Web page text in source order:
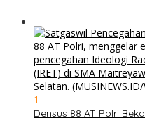
1
Densus 88 AT Polri